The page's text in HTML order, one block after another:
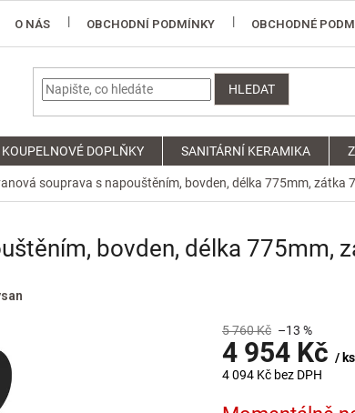
O NÁS OBCHODNÍ PODMÍNKY OBCHODNÉ
HLEDAT
KOUPELNOVÉ DOPLŇKY SANITÁRNÍ KERAMIKA
souprava s napouštěním, bovden, délka 775mm, zátka
bovden, délka 775mm,
5 760 Kč –13 %
4 954 Kč / ks
4 094 Kč bez DPH